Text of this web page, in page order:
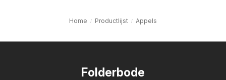
Home Productlijst Appels
Folderbode